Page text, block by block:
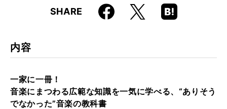
SHARE Faceboo
k
X
Hatena
Boo
内容
一家に一冊！
音楽にまつわる広範な知識を一気に学べる、“ありそう
でなかった”音楽の教科書